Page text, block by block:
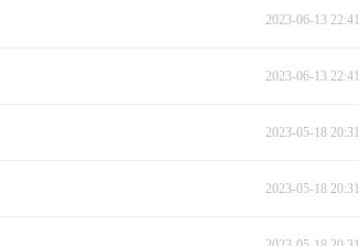
2023-06-13
2023-06-13
2023-05-18
2023-05-18